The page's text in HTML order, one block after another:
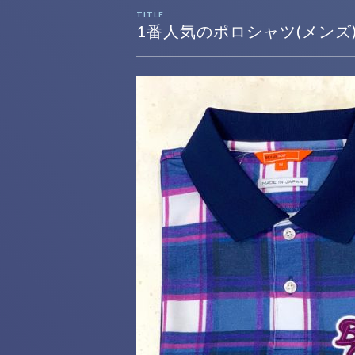
TITLE
1番人気のポロシャツ(メンズ